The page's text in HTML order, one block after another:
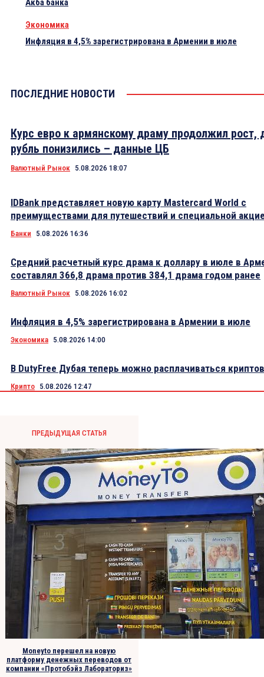
Акба банка
Экономика
Инфляция в 4,5% зарегистрирована в Армении в июле
ПОСЛЕДНИЕ НОВОСТИ
Курс евро к армянскому драму продолжил рост,
рубль понизились – данные ЦБ
Валютный Рынок 5.08.2026 18:07
IDBank представляет новую карту Mastercard World с
преимуществами для путешествий и специальной
Банки 5.08.2026 16:36
Средний расчетный курс драма к доллару в июле в
составлял 366,8 драма против 384,1 драма годом ранее
Валютный Рынок 5.08.2026 16:02
Инфляция в 4,5% зарегистрирована в Армении в июле
Экономика 5.08.2026 14:00
В DutyFree Дубая теперь можно расплачиваться
Крипто 5.08.2026 12:47
ПРЕДЫДУЩАЯ СТАТЬЯ
Moneyto перешел на новую
платформу денежных переводов от
компании «Протобэйз Лабораториз»